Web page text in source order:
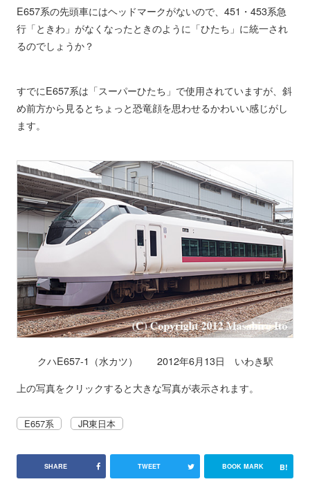
E657系の先頭車にはヘッドマークがないので、451・453系急
行「ときわ」がなくなったときのように「ひたち」に統一され
るのでしょうか？
すでにE657系は「スーパーひたち」で使用されていますが、斜
め前方から見るとちょっと恐竜顔を思わせるかわいい感じがし
ます。
クハE657-1（水カツ） 2012年6月13日 いわき駅
上の写真をクリックすると大きな写真が表示されます。
E657系 JR東日本
SHARE TWEET BOOK MARK B!